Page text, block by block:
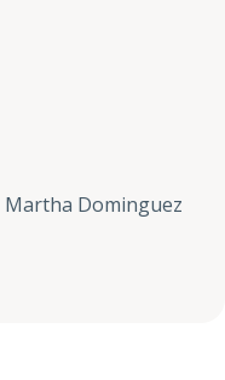
Martha Dominguez